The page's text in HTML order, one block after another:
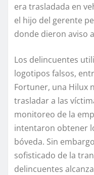
era trasladada en
el hijo del gerente
donde dieron aviso
Los delincuentes
logotipos falsos,
Fortuner, una Hilux
trasladar a las
monitoreo de la
intentaron obtener
bóveda. Sin
sofisticado de la
delincuentes